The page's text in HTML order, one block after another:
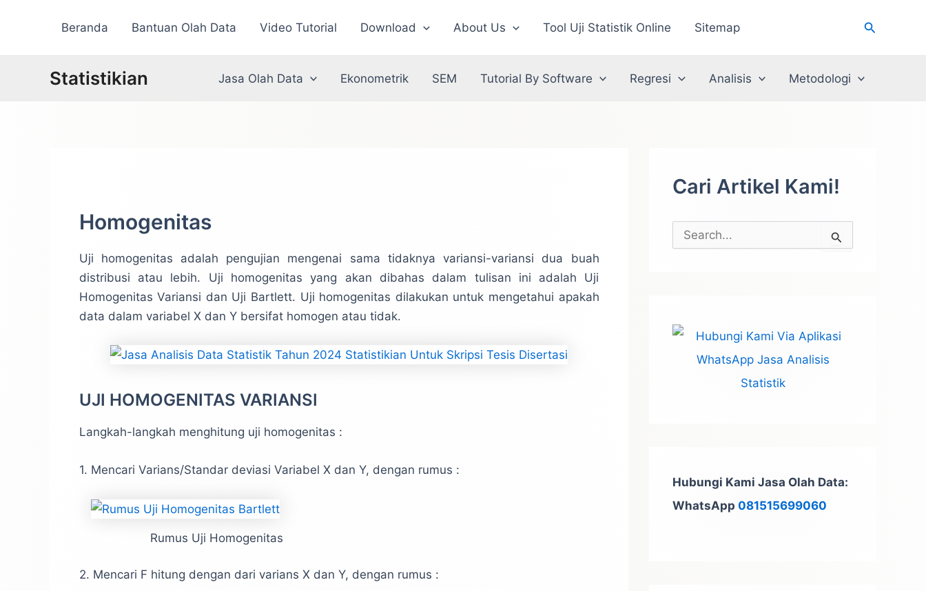
Beranda Bantuan Olah Data Video Tutorial Download About Us Tool Uji Statistik Online Sitemap Cari
Statistikian Jasa Olah Data Ekonometrik SEM Tutorial By Software Regresi Analisis Metodologi
Homogenitas
Uji homogenitas adalah pengujian mengenai sama tidaknya variansi-variansi dua buah
distribusi atau lebih. Uji homogenitas yang akan dibahas dalam tulisan ini adalah Uji
Homogenitas Variansi dan Uji Bartlett. Uji homogenitas dilakukan untuk mengetahui apakah
data dalam variabel X dan Y bersifat homogen atau tidak.
UJI HOMOGENITAS VARIANSI
Langkah-langkah menghitung uji homogenitas :
1. Mencari Varians/Standar deviasi Variabel X dan Y, dengan rumus :
Rumus Uji Homogenitas
2. Mencari F hitung dengan dari varians X dan Y, dengan rumus :
Cari Artikel Kami!
u
k
Hubungi Kami Jasa Olah Data:
WhatsApp 081515699060